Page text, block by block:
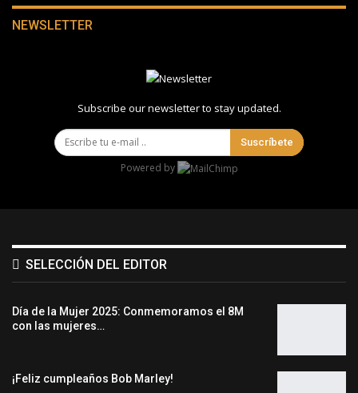
NEWSLETTER
Subscribe our newsletter to stay updated.
Suscríbete
Powered by
SELECCIÓN DEL EDITOR
Día de la Mujer 2025: Conmemoramos el 8M
con las mujeres…
¡Feliz cumpleaños Bob Marley!